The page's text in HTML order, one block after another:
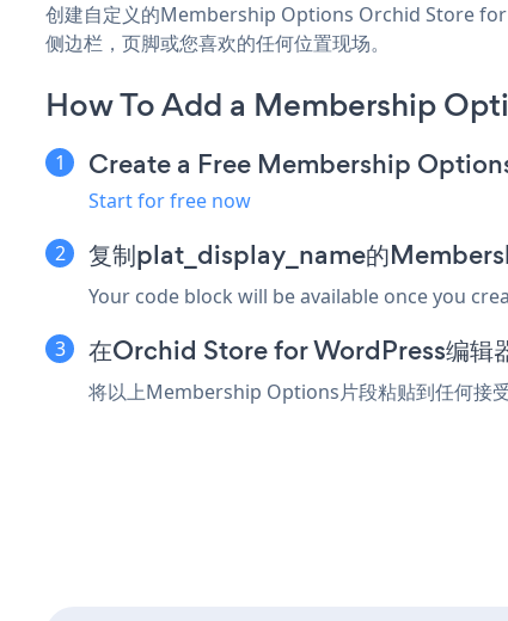
创建自定义的Membership Options Orchid Store
侧边栏，页脚或您喜欢的任何位置现场。
How To Add a Membership
Create a Free Membership
Start for free now
复制plat_display_name的
Your code block will be available once you
在Orchid Store for WordPress编辑
将以上Membership Options片段粘贴到任何接